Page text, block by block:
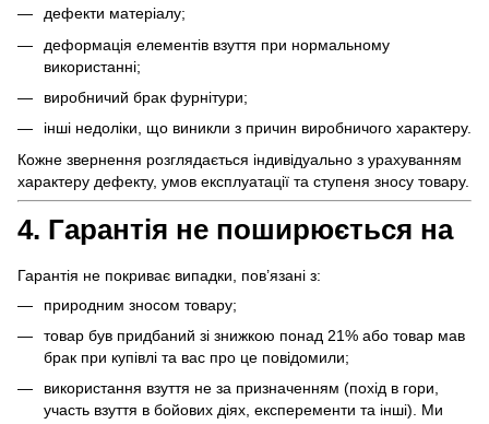
дефекти матеріалу;
деформація елементів взуття при нормальному
використанні;
виробничий брак фурнітури;
інші недоліки, що виникли з причин виробничого характеру.
Кожне звернення розглядається індивідуально з урахуванням
характеру дефекту, умов експлуатації та ступеня зносу товару.
4. Гарантія не поширюється на
Гарантія не покриває випадки, пов’язані з:
природним зносом товару;
товар був придбаний зі знижкою понад 21% або товар мав
брак при купівлі та вас про це повідомили;
використання взуття не за призначенням (похід в гори,
участь взуття в бойових діях, експеременти та інші). Ми